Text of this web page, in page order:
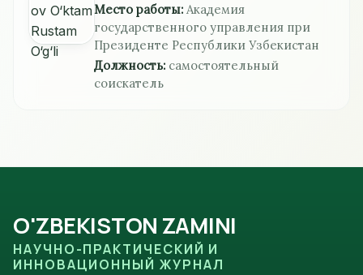
Место работы: Академия
государственного управления при
Президенте Республики Узбекистан
Должность: самостоятельный
соискатель
O'ZBEKISTON ZAMINI
НАУЧНО-ПРАКТИЧЕСКИЙ И
ИННОВАЦИОННЫЙ ЖУРНАЛ